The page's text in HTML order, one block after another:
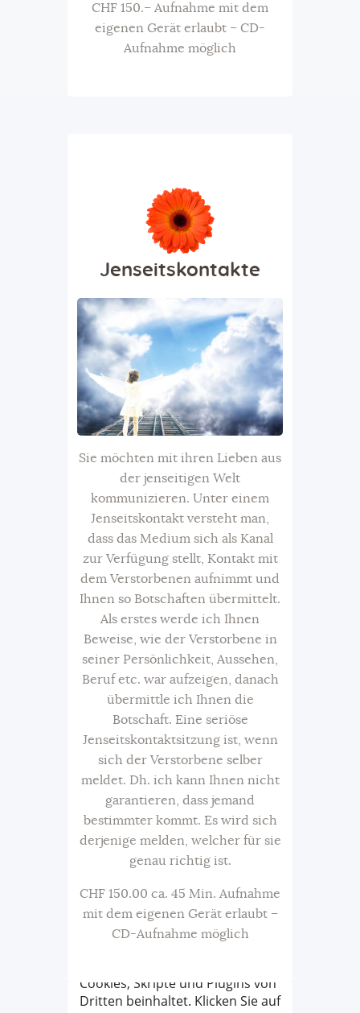
CHF 150.– Aufnahme mit dem
eigenen Gerät erlaubt – CD-
Aufnahme möglich
Jenseitskontakte
Sie möchten mit ihren Lieben aus
der jenseitigen Welt
kommunizieren. Unter einem
Jenseitskontakt versteht man,
dass das Medium sich als Kanal
zur Verfügung stellt, Kontakt mit
dem Verstorbenen aufnimmt und
Ihnen so Botschaften übermittelt.
Als erstes werde ich Ihnen
Beweise, wie der Verstorbene in
seiner Persönlichkeit, Aussehen,
Beruf etc. war aufzeigen, danach
übermittle ich Ihnen die
Botschaft. Eine seriöse
Jenseitskontaktsitzung ist, wenn
sich der Verstorbene selber
meldet. Dh. ich kann Ihnen nicht
garantieren, dass jemand
bestimmter kommt. Es wird sich
derjenige melden, welcher für sie
genau richtig ist.
CHF 150.00 ca. 45 Min. Aufnahme
mit dem eigenen Gerät erlaubt –
CD-Aufnahme möglich